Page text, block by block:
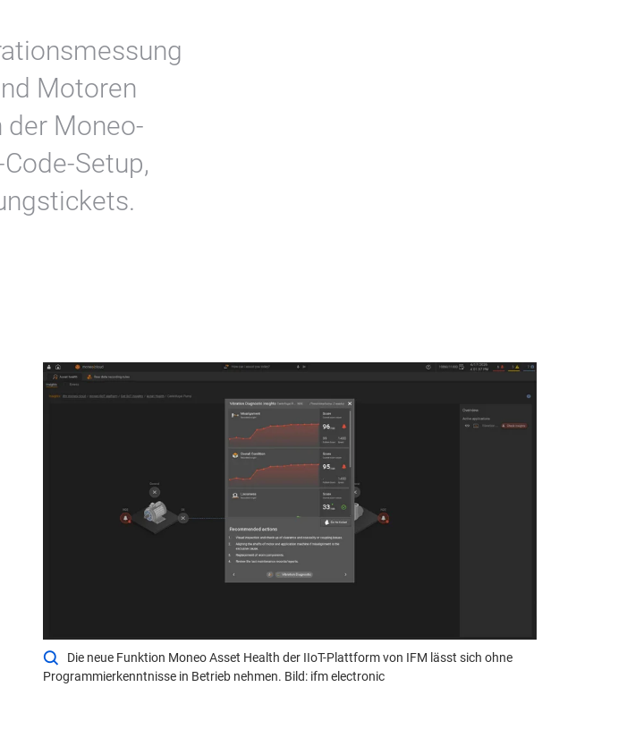
Motoren
der Moneo-
Setup,
Die neue Funktion Moneo Asset Health der IIoT-Plattform von IFM lässt sich ohne
Programmierkenntnisse in Betrieb nehmen. Bild: ifm electronic